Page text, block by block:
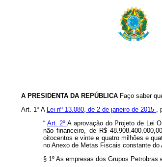
A PRESIDENTA DA REPÚBLICA Faço saber
Art. 1º A Lei nº 13.080, de 2 de janeiro de 2015 ,
“ Art. 2ºA aprovação do Projeto de Lei
não financeiro, de R$
oitocentos e vinte e quatro milhões e
no Anexo de Metas Fiscais constante do
§ 1º As empresas dos Grupos